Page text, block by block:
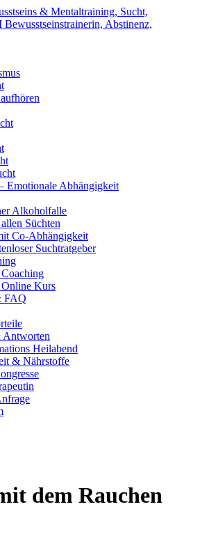
Emotionale Abhängigkeit
Alkoholfalle
Süchten
Co-Abhängigkeit
Suchtratgeber
Kurs
FAQ
Antworten
Heilabend
& Nährstoffe
dem Rauchen